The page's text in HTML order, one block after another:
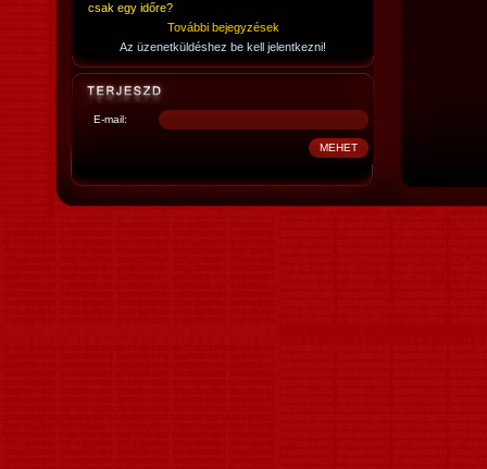
csak egy időre?
További bejegyzések
Az üzenetküldéshez be kell jelentkezni!
E-mail: